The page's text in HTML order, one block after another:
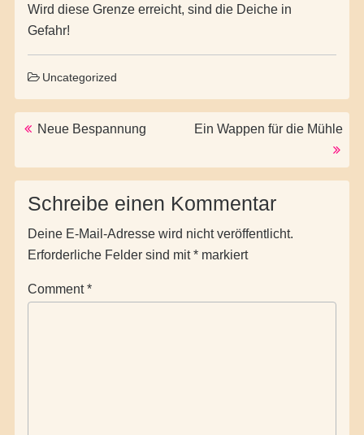
Wird diese Grenze erreicht, sind die Deiche in
Gefahr!
Uncategorized
Post navigation
Neue Bespannung Ein Wappen für die Mühle
Schreibe einen Kommentar
Deine E-Mail-Adresse wird nicht veröffentlicht.
Erforderliche Felder sind mit* markiert
Comment*